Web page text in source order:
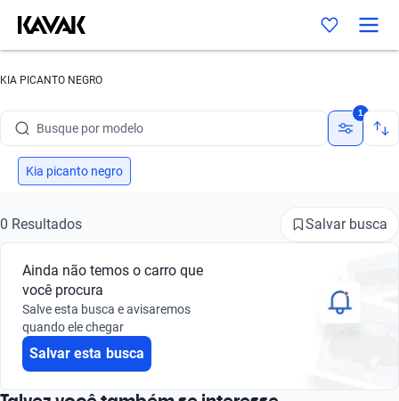
KIA PICANTO NEGRO
Busque por modelo
Busque por versão
Busque por marca
Busque por modelo
Busque por versão
1
Kia picanto negro
0 Resultados Salvar busca
Ainda não temos o carro que
você procura
Salve esta busca e avisaremos
quando ele chegar
Salvar esta busca